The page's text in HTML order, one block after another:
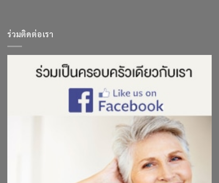
ร่วมติดต่อเรา